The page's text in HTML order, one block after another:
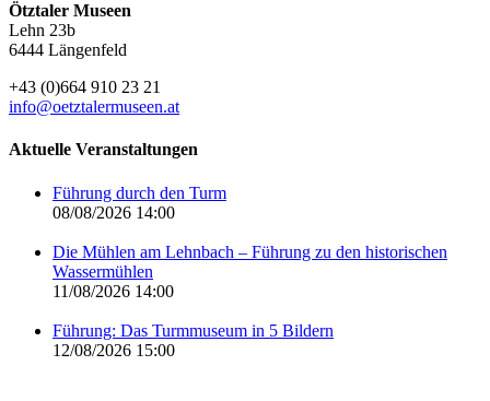
Ötztaler Museen
Lehn 23b
6444 Längenfeld
+43 (0)664 910 23 21
info@oetztalermuseen.at
Aktuelle Veranstaltungen
Führung durch den Turm
08/08/2026 14:00
Die Mühlen am Lehnbach – Führung zu den historischen
Wassermühlen
11/08/2026 14:00
Führung: Das Turmmuseum in 5 Bildern
12/08/2026 15:00